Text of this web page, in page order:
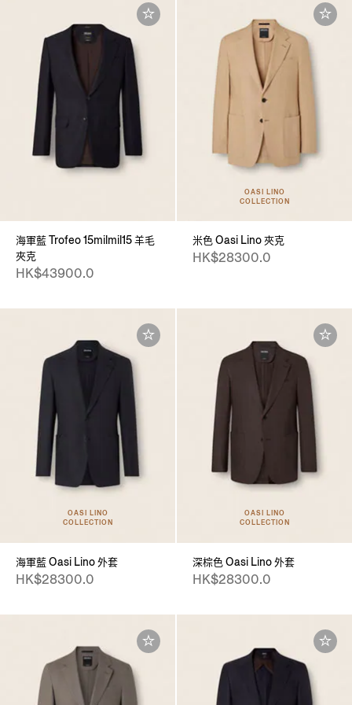
海軍藍 Trofeo 15milmil15 羊毛
夾克
HK$43900.0
OASI LINO
COLLECTION
米色 Oasi Lino 夾克
HK$28300.0
OASI LINO
COLLECTION
海軍藍 Oasi Lino 外套
HK$28300.0
OASI LINO
COLLECTION
深棕色 Oasi Lino 外套
HK$28300.0